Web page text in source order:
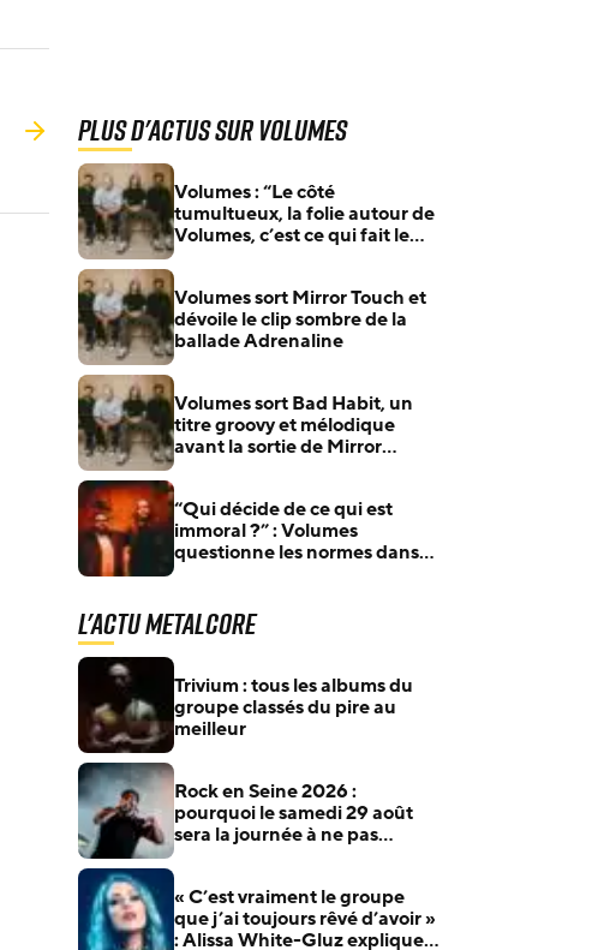
Plus d'actus sur Volumes
Volumes : “Le côté
tumultueux, la folie autour de
Volumes, c’est ce qui fait le
Volumes sort Mirror Touch et
dévoile le clip sombre de la
ballade Adrenaline
Volumes sort Bad Habit, un
titre groovy et mélodique
avant la sortie de Mirror
“Qui décide de ce qui est
immoral ?” : Volumes
questionne les normes dans
L'actu Metalcore
Trivium : tous les albums du
groupe classés du pire au
meilleur
Rock en Seine 2026 :
pourquoi le samedi 29 août
sera la journée à ne pas
« C’est vraiment le groupe
que j’ai toujours rêvé d’avoir »
: Alissa White-Gluz explique